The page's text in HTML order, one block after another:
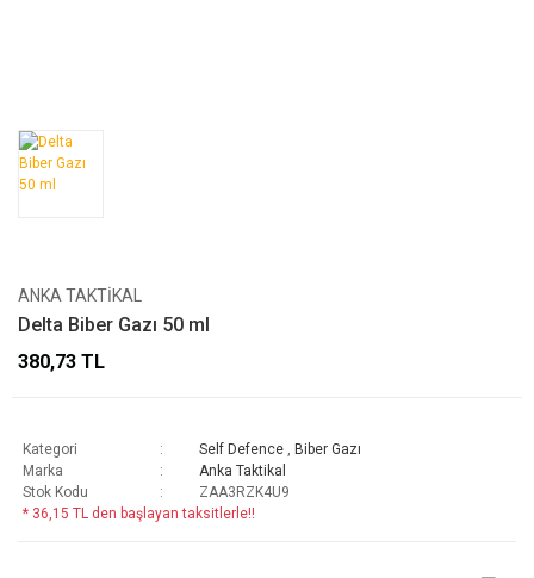
ANKA TAKTIKAL
Delta Biber Gazı 50 ml
380,73 TL
Kategori Self Defence
Biber Gazı
Marka
Anka Taktikal
Stok Kodu
ZAA3RZK4U9
* 36,15 TL den başlayan taksitlerle!!